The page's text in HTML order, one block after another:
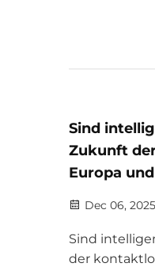
Sind
Zukunft
Europa
Dec 06, 2025
Sind
der